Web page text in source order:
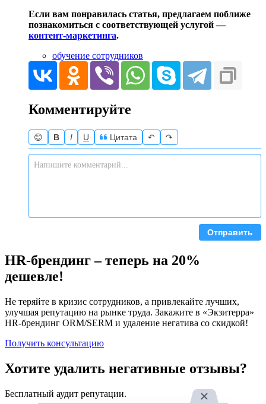
Если вам понравилась статья, предлагаем поближе
познакомиться с соответствующей услугой —
контент-маркетинга.
обучение сотрудников
Комментируйте
😊 B I U Цитата ↶ ↷
Отправить
HR-брендинг – теперь на 20%
дешевле!
Не теряйте в кризис сотрудников, а привлекайте лучших,
улучшая репутацию на рынке труда. Закажите в «Экзитерра»
HR-брендинг ORM/SERM и удаление негатива со скидкой!
Получить консультацию
Хотите удалить негативные отзывы?
Бесплатный аудит репутации.